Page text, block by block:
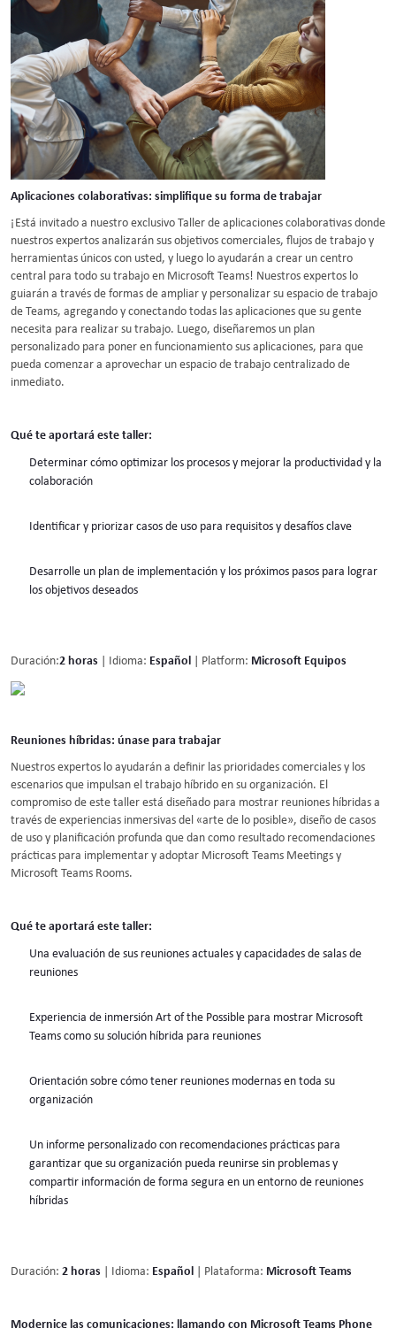
Aplicaciones colaborativas: simplifique su forma de trabajar
¡Está invitado a nuestro exclusivo Taller de aplicaciones colaborativas donde
nuestros expertos analizarán sus objetivos comerciales, flujos de trabajo y
herramientas únicos con usted, y luego lo ayudarán a crear un centro
central para todo su trabajo en Microsoft Teams! Nuestros expertos lo
guiarán a través de formas de ampliar y personalizar su espacio de trabajo
de Teams, agregando y conectando todas las aplicaciones que su gente
necesita para realizar su trabajo. Luego, diseñaremos un plan
personalizado para poner en funcionamiento sus aplicaciones, para que
pueda comenzar a aprovechar un espacio de trabajo centralizado de
inmediato.
Qué te aportará este taller:
Determinar cómo optimizar los procesos y mejorar la productividad y la
colaboración
Identificar y priorizar casos de uso para requisitos y desafíos clave
Desarrolle un plan de implementación y los próximos pasos para lograr
los objetivos deseados
Duración:2 horas | Idioma: Español | Platform: Microsoft Equipos
Reuniones híbridas: únase para trabajar
Nuestros expertos lo ayudarán a definir las prioridades comerciales y los
escenarios que impulsan el trabajo híbrido en su organización. El
compromiso de este taller está diseñado para mostrar reuniones híbridas a
través de experiencias inmersivas del «arte de lo posible», diseño de casos
de uso y planificación profunda que dan como resultado recomendaciones
prácticas para implementar y adoptar Microsoft Teams Meetings y
Microsoft Teams Rooms.
Qué te aportará este taller:
Una evaluación de sus reuniones actuales y capacidades de salas de
reuniones
Experiencia de inmersión Art of the Possible para mostrar Microsoft
Teams como su solución híbrida para reuniones
Orientación sobre cómo tener reuniones modernas en toda su
organización
Un informe personalizado con recomendaciones prácticas para
garantizar que su organización pueda reunirse sin problemas y
compartir información de forma segura en un entorno de reuniones
híbridas
Duración: 2 horas | Idioma: Español | Plataforma: Microsoft Teams
Modernice las comunicaciones: llamando con Microsoft Teams Phone